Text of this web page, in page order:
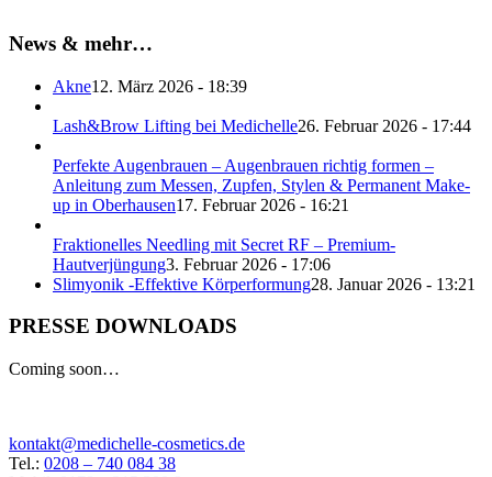
News & mehr…
Akne12. März 2026 - 18:39
Lash&Brow Lifting bei Medichelle26. Februar 2026 - 17:44
Perfekte Augenbrauen – Augenbrauen richtig formen –
Anleitung zum Messen, Zupfen, Stylen & Permanent Make-
up in Oberhausen17. Februar 2026 - 16:21
Fraktionelles Needling mit Secret RF – Premium-
Hautverjüngung3. Februar 2026 - 17:06
Slimyonik -Effektive Körperformung28. Januar 2026 - 13:21
PRESSE DOWNLOADS
Coming soon…
kontakt@medichelle-cosmetics.de
Tel.: 0208 – 740 084 38